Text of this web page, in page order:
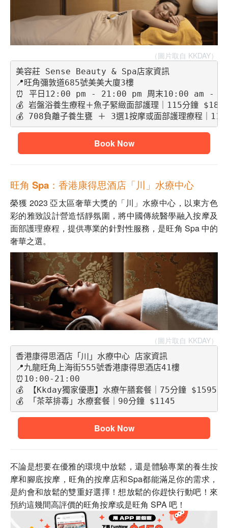
（圖片取自 KKDAY）
美容莊 Sense Beauty & Spa店家資訊
📍旺角彌敦道685號美美大廈3樓
⏰ 平日12:00 pm - 21:00 pm 周末10:00 am -
💰 岩盤浴養生療程＋魚子緊緻面部護理｜115分鐘 $188
💰 708負離子養生甕 ＋ 3選1按摩或面部護理療程｜
Book Now
旺角 Spa：香港康得思酒店「川」水療中心
榮獲 2023 亞太區奢華大獎的「川」水療中心，以東方色
彩的雅致設計營造恬靜氛圍，將中國傳統醫學融入按摩及
面部護理療程，提供專業的針對性服務，是旺角 Spa 中的
奢華之選。
（圖片取自 KKDAY）
香港康得思酒店「川」水療中心 店家資訊
📍九龍旺角上海街555號香港康得思酒店41樓
⏰10:00-21:00
💰 【Kkday獨家優惠】水療午膳套餐｜75分鐘 $1595
💰 「茶萃排毒」水療套餐｜90分鐘 $1145
Book Now
不論是想要在優雅的環境中放鬆，還是體驗專業的養生按
摩和腳底按摩，旺角的按摩店和Spa都能滿足你的需求，
是約會和放鬆的雙重好選擇！想放鬆的你趕快行動吧！來
預約這幾間高評價的旺角按摩或是旺角 SPA 吧！